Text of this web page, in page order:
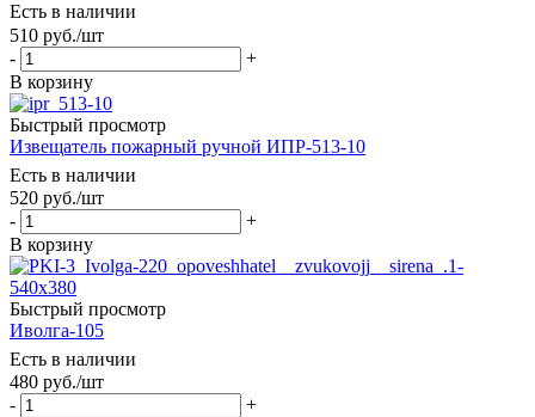
Есть в наличии
510 руб./шт
-
+
В корзину
Быстрый просмотр
Извещатель пожарный ручной ИПР-513-10
Есть в наличии
520 руб./шт
-
+
В корзину
Быстрый просмотр
Иволга-105
Есть в наличии
480 руб./шт
-
+